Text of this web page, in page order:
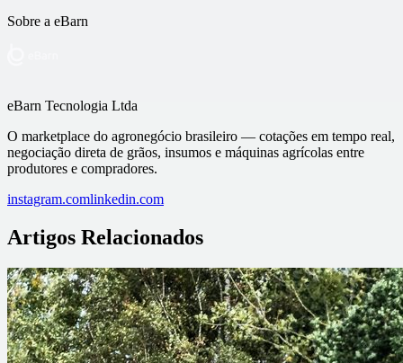
Sobre a eBarn
eBarn Tecnologia Ltda
O marketplace do agronegócio brasileiro — cotações em tempo real,
negociação direta de grãos, insumos e máquinas agrícolas entre
produtores e compradores.
instagram.comlinkedin.com
Artigos Relacionados